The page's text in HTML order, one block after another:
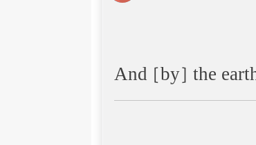
And [by] the